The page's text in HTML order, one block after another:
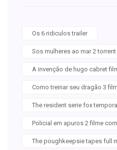
Os 6 ridiculos trailer
Sos mulheres ao mar 2
A invenção de hugo cabret
Como treinar seu dragão 3
The resident serie fox
Policial em apuros 2 filme
The poughkeepsie tapes full